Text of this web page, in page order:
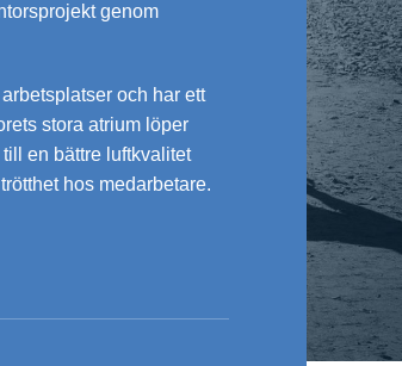
genom
och har ett
stora atrium löper
en bättre luftkvalitet
hos medarbetare.